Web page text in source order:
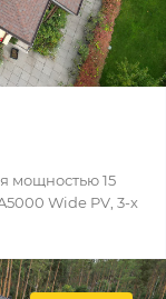
мощностью 15
Wide PV, 3-х